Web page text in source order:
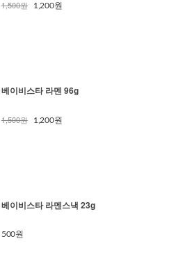
1,500원 1,200원
베이비스타 라멘 96g
1,500원 1,200원
베이비스타 라멘스낵 23g
500원